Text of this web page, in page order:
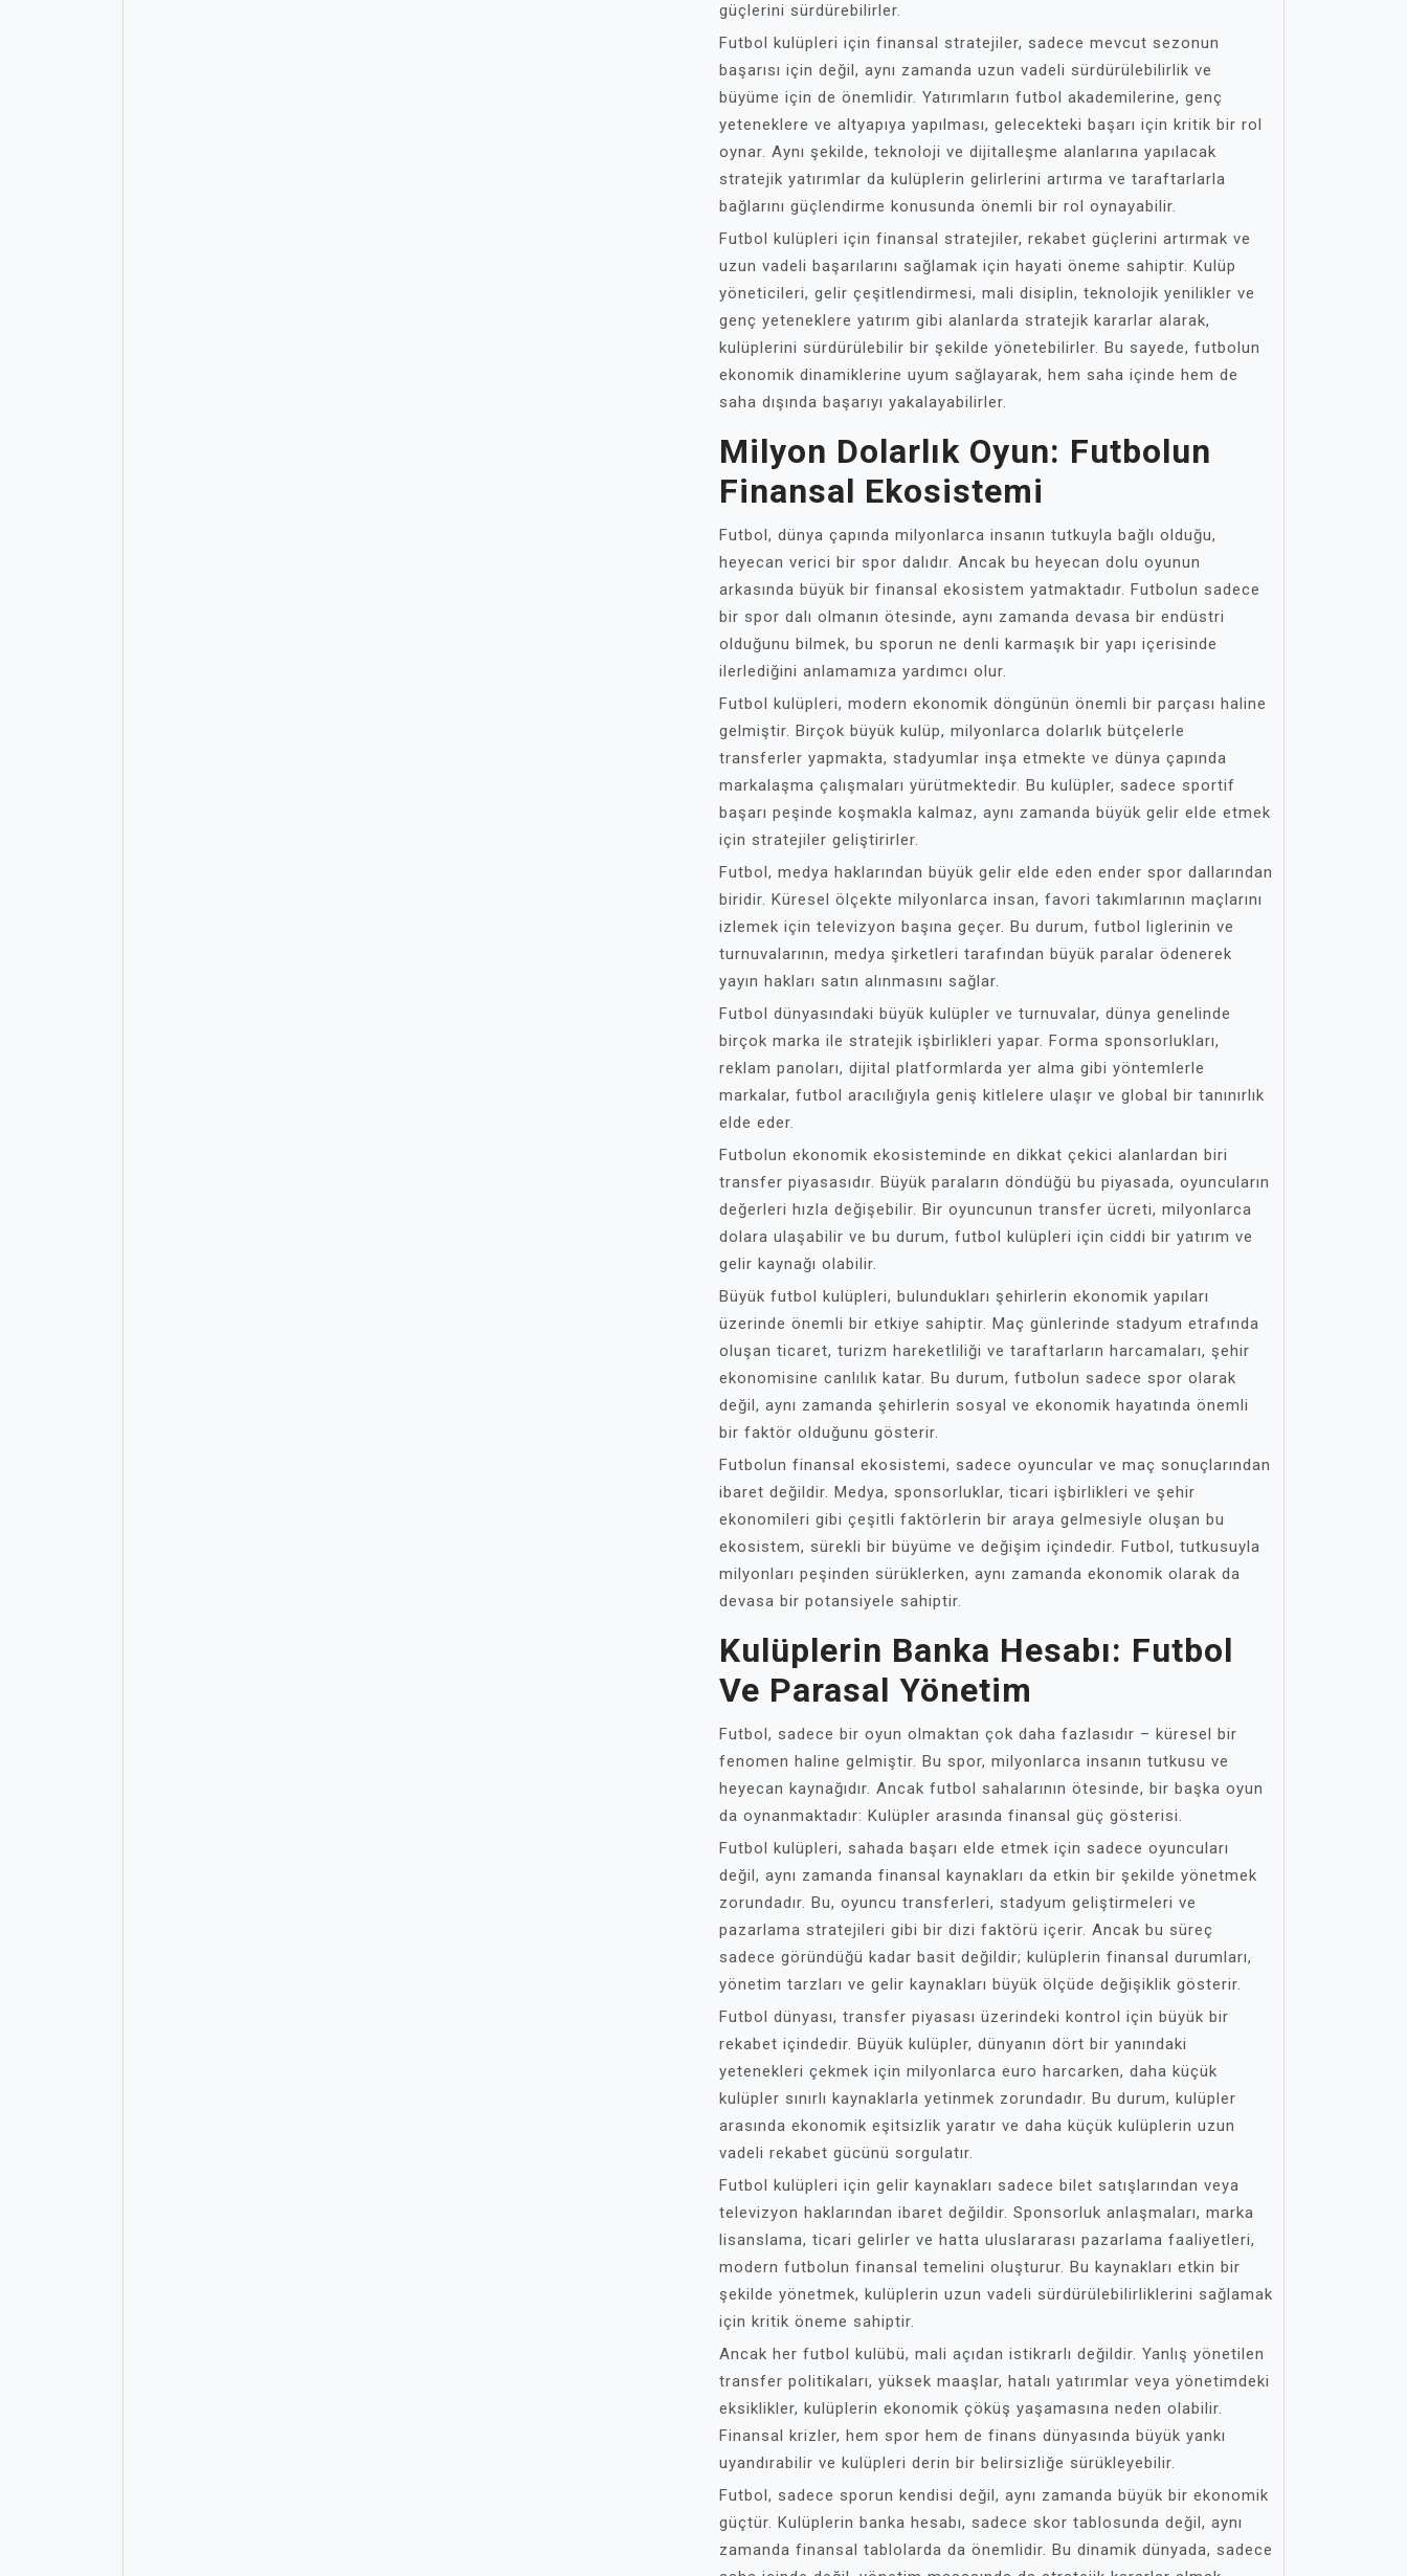
güçlerini sürdürebilirler.
Futbol kulüpleri için finansal stratejiler, sadece mevcut sezonun
başarısı için değil, aynı zamanda uzun vadeli sürdürülebilirlik ve
büyüme için de önemlidir. Yatırımların futbol akademilerine, genç
yeteneklere ve altyapıya yapılması, gelecekteki başarı için kritik bir rol
oynar. Aynı şekilde, teknoloji ve dijitalleşme alanlarına yapılacak
stratejik yatırımlar da kulüplerin gelirlerini artırma ve taraftarlarla
bağlarını güçlendirme konusunda önemli bir rol oynayabilir.
Futbol kulüpleri için finansal stratejiler, rekabet güçlerini artırmak ve
uzun vadeli başarılarını sağlamak için hayati öneme sahiptir. Kulüp
yöneticileri, gelir çeşitlendirmesi, mali disiplin, teknolojik yenilikler ve
genç yeteneklere yatırım gibi alanlarda stratejik kararlar alarak,
kulüplerini sürdürülebilir bir şekilde yönetebilirler. Bu sayede, futbolun
ekonomik dinamiklerine uyum sağlayarak, hem saha içinde hem de
saha dışında başarıyı yakalayabilirler.
Milyon Dolarlık Oyun: Futbolun
Finansal Ekosistemi
Futbol, dünya çapında milyonlarca insanın tutkuyla bağlı olduğu,
heyecan verici bir spor dalıdır. Ancak bu heyecan dolu oyunun
arkasında büyük bir finansal ekosistem yatmaktadır. Futbolun sadece
bir spor dalı olmanın ötesinde, aynı zamanda devasa bir endüstri
olduğunu bilmek, bu sporun ne denli karmaşık bir yapı içerisinde
ilerlediğini anlamamıza yardımcı olur.
Futbol kulüpleri, modern ekonomik döngünün önemli bir parçası haline
gelmiştir. Birçok büyük kulüp, milyonlarca dolarlık bütçelerle
transferler yapmakta, stadyumlar inşa etmekte ve dünya çapında
markalaşma çalışmaları yürütmektedir. Bu kulüpler, sadece sportif
başarı peşinde koşmakla kalmaz, aynı zamanda büyük gelir elde etmek
için stratejiler geliştirirler.
Futbol, medya haklarından büyük gelir elde eden ender spor dallarından
biridir. Küresel ölçekte milyonlarca insan, favori takımlarının maçlarını
izlemek için televizyon başına geçer. Bu durum, futbol liglerinin ve
turnuvalarının, medya şirketleri tarafından büyük paralar ödenerek
yayın hakları satın alınmasını sağlar.
Futbol dünyasındaki büyük kulüpler ve turnuvalar, dünya genelinde
birçok marka ile stratejik işbirlikleri yapar. Forma sponsorlukları,
reklam panoları, dijital platformlarda yer alma gibi yöntemlerle
markalar, futbol aracılığıyla geniş kitlelere ulaşır ve global bir tanınırlık
elde eder.
Futbolun ekonomik ekosisteminde en dikkat çekici alanlardan biri
transfer piyasasıdır. Büyük paraların döndüğü bu piyasada, oyuncuların
değerleri hızla değişebilir. Bir oyuncunun transfer ücreti, milyonlarca
dolara ulaşabilir ve bu durum, futbol kulüpleri için ciddi bir yatırım ve
gelir kaynağı olabilir.
Büyük futbol kulüpleri, bulundukları şehirlerin ekonomik yapıları
üzerinde önemli bir etkiye sahiptir. Maç günlerinde stadyum etrafında
oluşan ticaret, turizm hareketliliği ve taraftarların harcamaları, şehir
ekonomisine canlılık katar. Bu durum, futbolun sadece spor olarak
değil, aynı zamanda şehirlerin sosyal ve ekonomik hayatında önemli
bir faktör olduğunu gösterir.
Futbolun finansal ekosistemi, sadece oyuncular ve maç sonuçlarından
ibaret değildir. Medya, sponsorluklar, ticari işbirlikleri ve şehir
ekonomileri gibi çeşitli faktörlerin bir araya gelmesiyle oluşan bu
ekosistem, sürekli bir büyüme ve değişim içindedir. Futbol, tutkusuyla
milyonları peşinden sürüklerken, aynı zamanda ekonomik olarak da
devasa bir potansiyele sahiptir.
Kulüplerin Banka Hesabı: Futbol
Ve Parasal Yönetim
Futbol, sadece bir oyun olmaktan çok daha fazlasıdır – küresel bir
fenomen haline gelmiştir. Bu spor, milyonlarca insanın tutkusu ve
heyecan kaynağıdır. Ancak futbol sahalarının ötesinde, bir başka oyun
da oynanmaktadır: Kulüpler arasında finansal güç gösterisi.
Futbol kulüpleri, sahada başarı elde etmek için sadece oyuncuları
değil, aynı zamanda finansal kaynakları da etkin bir şekilde yönetmek
zorundadır. Bu, oyuncu transferleri, stadyum geliştirmeleri ve
pazarlama stratejileri gibi bir dizi faktörü içerir. Ancak bu süreç
sadece göründüğü kadar basit değildir; kulüplerin finansal durumları,
yönetim tarzları ve gelir kaynakları büyük ölçüde değişiklik gösterir.
Futbol dünyası, transfer piyasası üzerindeki kontrol için büyük bir
rekabet içindedir. Büyük kulüpler, dünyanın dört bir yanındaki
yetenekleri çekmek için milyonlarca euro harcarken, daha küçük
kulüpler sınırlı kaynaklarla yetinmek zorundadır. Bu durum, kulüpler
arasında ekonomik eşitsizlik yaratır ve daha küçük kulüplerin uzun
vadeli rekabet gücünü sorgulatır.
Futbol kulüpleri için gelir kaynakları sadece bilet satışlarından veya
televizyon haklarından ibaret değildir. Sponsorluk anlaşmaları, marka
lisanslama, ticari gelirler ve hatta uluslararası pazarlama faaliyetleri,
modern futbolun finansal temelini oluşturur. Bu kaynakları etkin bir
şekilde yönetmek, kulüplerin uzun vadeli sürdürülebilirliklerini sağlamak
için kritik öneme sahiptir.
Ancak her futbol kulübü, mali açıdan istikrarlı değildir. Yanlış yönetilen
transfer politikaları, yüksek maaşlar, hatalı yatırımlar veya yönetimdeki
eksiklikler, kulüplerin ekonomik çöküş yaşamasına neden olabilir.
Finansal krizler, hem spor hem de finans dünyasında büyük yankı
uyandırabilir ve kulüpleri derin bir belirsizliğe sürükleyebilir.
Futbol, sadece sporun kendisi değil, aynı zamanda büyük bir ekonomik
güçtür. Kulüplerin banka hesabı, sadece skor tablosunda değil, aynı
zamanda finansal tablolarda da önemlidir. Bu dinamik dünyada, sadece